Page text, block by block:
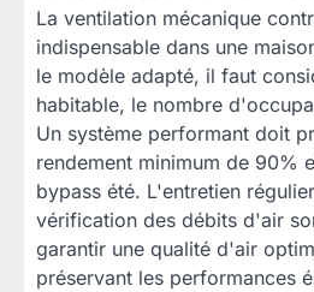
La ventilation mécanique
indispensable dans une
le modèle adapté, il faut
habitable, le nombre
Un système performant doit
rendement minimum de 90%
bypass été. L'entretien
vérification des débits d'air
garantir une qualité d'air
préservant les performances